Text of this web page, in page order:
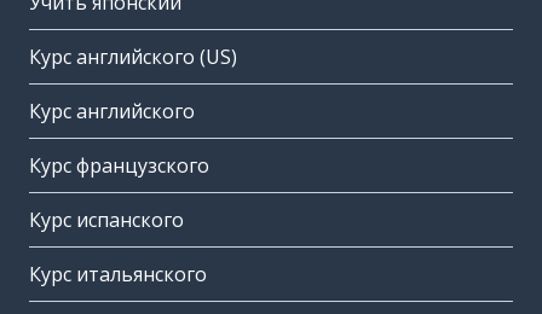
Курс английского (US)
Курс английского
Курс французского
Курс испанского
Курс итальянского